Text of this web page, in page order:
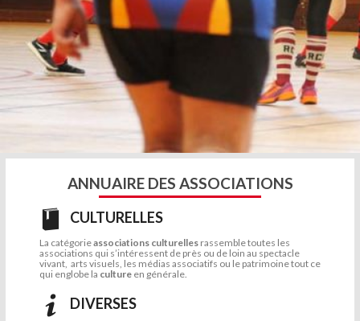
ANNUAIRE DES ASSOCIATIONS
CULTURELLES
La catégorieassociations culturelles rassemble toutes les
associations qui s’intéressent de près ou de loin au spectacle
vivant, arts visuels, les médias associatifs ou le patrimoine tout ce
qui englobe la culture en générale.
DIVERSES